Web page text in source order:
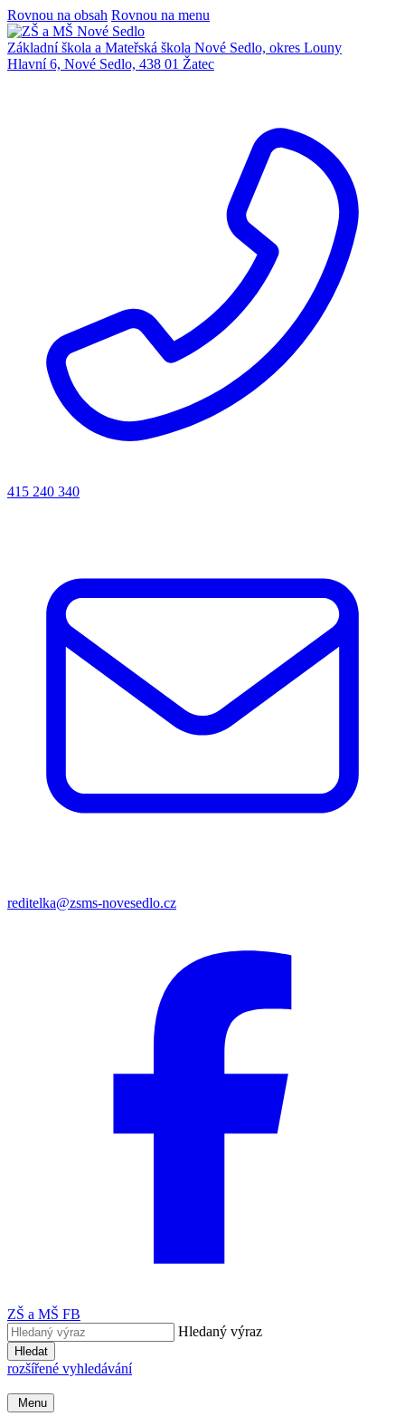
Rovnou na obsah Rovnou na menu
Základní škola a Mateřská škola Nové Sedlo, okres Louny
Hlavní 6, Nové Sedlo, 438 01 Žatec
415 240 340
reditelka@zsms-novesedlo.cz
ZŠ a MŠ FB
Hledaný výraz
Hledat
rozšířené vyhledávání
Menu